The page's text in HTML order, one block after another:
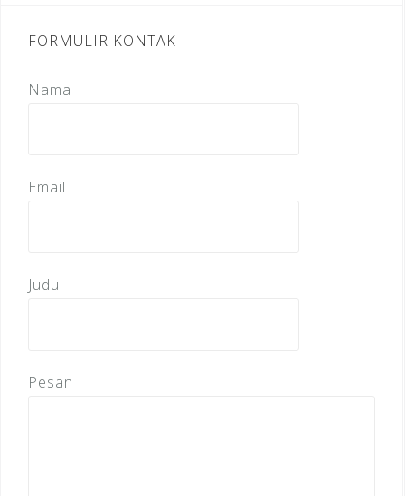
FORMULIR KONTAK
Nama
Email
Judul
Pesan